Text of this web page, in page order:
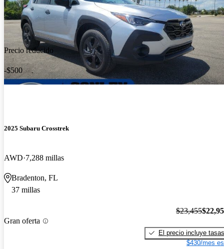
Precio reducido
-$500
2025 Subaru Crosstrek
AWD 7,288 millas
Bradenton, FL
37 millas
Gran oferta
$23,455
El precio incluye tasas
$430/mes